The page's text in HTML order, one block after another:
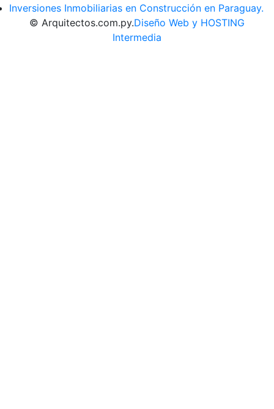
Inversiones Inmobiliarias en Construcción en Paraguay.
© Arquitectos.com.py.Diseño Web y HOSTING
Intermedia